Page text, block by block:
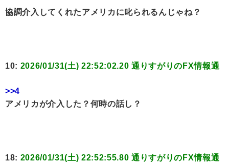
協調介入してくれたアメリカに叱られるんじゃね？
10: 2026/01/31(土) 22:52:02.20 通りすがりのFX情報通
>>4
アメリカが介入した？何時の話し？
18: 2026/01/31(土) 22:52:55.80 通りすがりのFX情報通